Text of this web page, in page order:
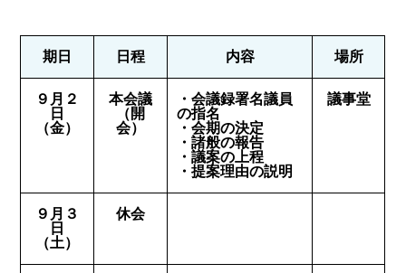
期日 日程 内容 場所
９月２
日
（金）
本会議
（開
会）
・会議録署名議員
の指名
・会期の決定
・諸般の報告
・議案の上程
・提案理由の説明
議事堂
９月３
日
（土）
休会